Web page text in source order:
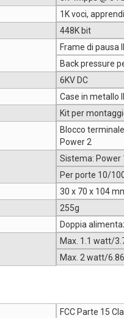
1K voci,
448K bit
Frame di pausa
Back pressure
6KV DC
Case in metallo
Kit per
Blocco
Power 2
Sistema: Power
Per porte 10/
30 x 70 x 104
255g
Doppia
Max. 1.1 watt/
Max. 2 watt/
FCC Parte 15